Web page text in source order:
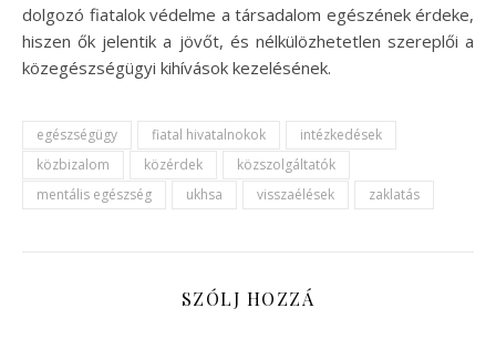
dolgozó fiatalok védelme a társadalom egészének érdeke,
hiszen ők jelentik a jövőt, és nélkülözhetetlen szereplői a
közegészségügyi kihívások kezelésének.
egészségügy fiatal hivatalnokok
intézkedések
közbizalom
közérdek
közszolgáltatók
mentális egészség
ukhsa visszaélések zaklatás
SZÓLJ HOZZÁ